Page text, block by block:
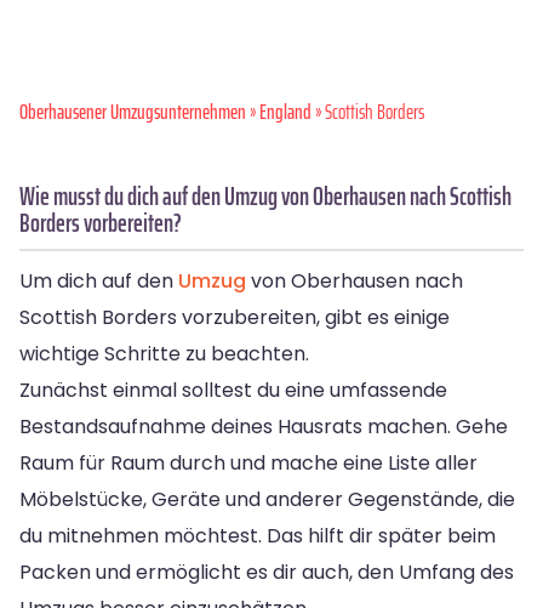
Oberhausener Umzugsunternehmen»England» Scottish Borders
Wie musst du dich auf den Umzug von Oberhausen nach Scottish
Borders vorbereiten?
Um dich auf den Umzug von Oberhausen nach
Scottish Borders vorzubereiten, gibt es einige
wichtige Schritte zu beachten.
Zunächst einmal solltest du eine umfassende
Bestandsaufnahme deines Hausrats machen. Gehe
Raum für Raum durch und mache eine Liste aller
Möbelstücke, Geräte und anderer Gegenstände, die
du mitnehmen möchtest. Das hilft dir später beim
Packen und ermöglicht es dir auch, den Umfang des